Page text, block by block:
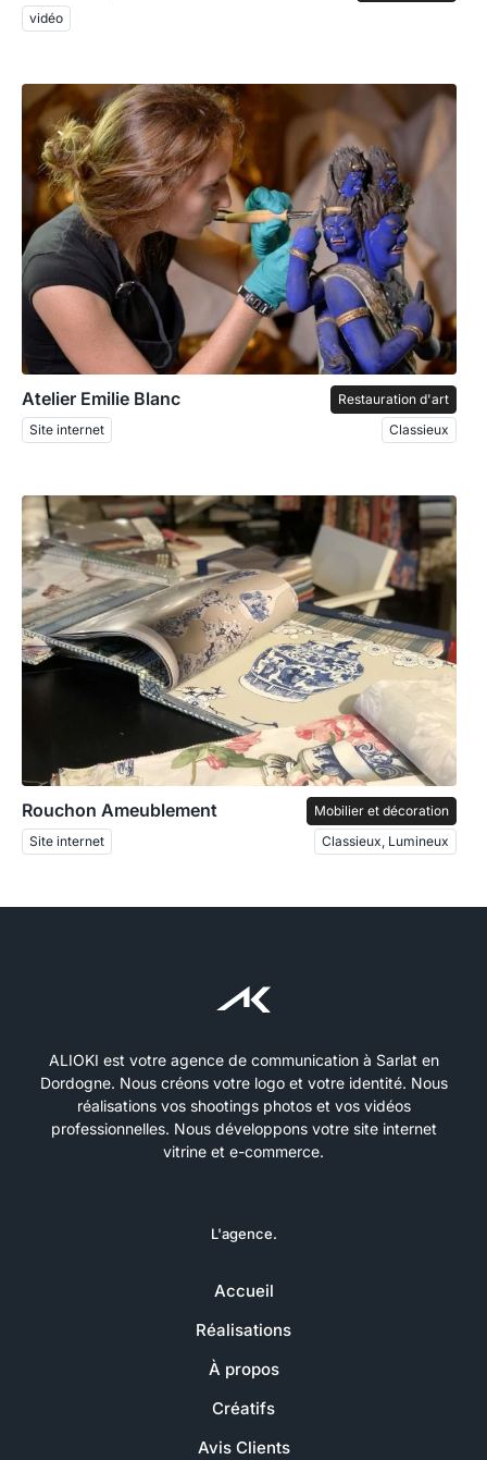
vidéo
Atelier Emilie Blanc
Restauration d'art
Site internet
Classieux
Rouchon Ameublement
Mobilier et décoration
Site internet
Classieux, Lumineux
ALIOKI est votre agence de communication à Sarlat en
Dordogne. Nous créons votre logo et votre identité. Nous
réalisations vos shootings photos et vos vidéos
professionnelles. Nous développons votre site internet
vitrine et e-commerce.
L'agence.
Accueil
Réalisations
À propos
Créatifs
Avis Clients